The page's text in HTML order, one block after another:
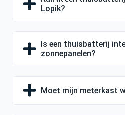
Lopik?
Is een thuisbatterij
zonnepanelen?
Moet mijn meterkast